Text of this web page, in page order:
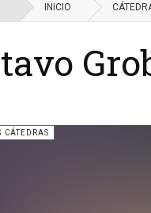
INICIO
CÁTEDRAS